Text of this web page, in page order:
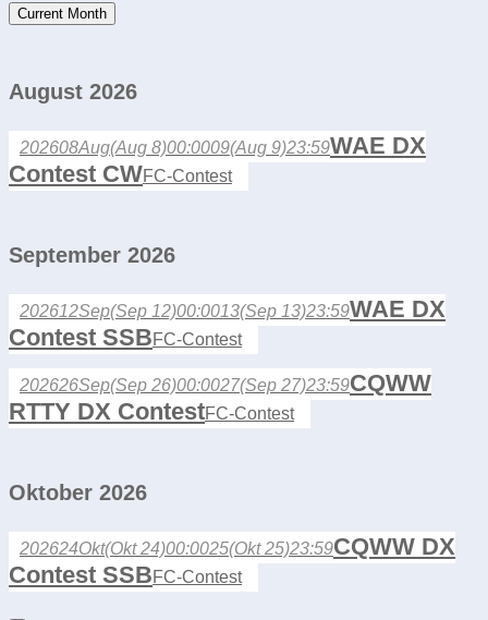
Current Month
August 2026
202608Aug(Aug 8)00:0009(Aug 9)23:59WAE DX
Contest CWFC-Contest
September 2026
202612Sep(Sep 12)00:0013(Sep 13)23:59WAE DX
Contest SSBFC-Contest
202626Sep(Sep 26)00:0027(Sep 27)23:59CQWW
RTTY DX ContestFC-Contest
Oktober 2026
202624Okt(Okt 24)00:0025(Okt 25)23:59CQWW DX
Contest SSBFC-Contest